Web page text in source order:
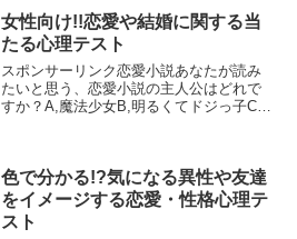
女性向け!!恋愛や結婚に関する当
たる心理テスト
スポンサーリンク恋愛小説あなたが読み
たいと思う、恋愛小説の主人公はどれで
すか？A,魔法少女B,明るくてドジっ子C,
です。A...
色で分かる!?気になる異性や友達
をイメージする恋愛・性格心理テ
スト